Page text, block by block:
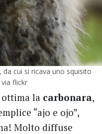
cui si ricava uno squisito
flickr
la carbonara,
“ajo e ojo”,
Molto diffuse